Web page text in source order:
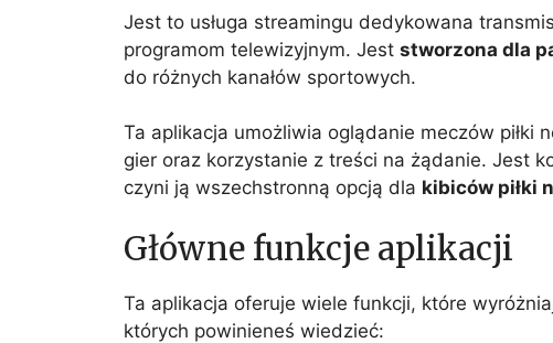
Jest to usługa streamingu dedykowana
programom telewizyjnym. Jest stworzona dla
do różnych kanałów sportowych.
Ta aplikacja umożliwia oglądanie meczów piłki
gier oraz korzystanie z treści na żądanie. Jest
czyni ją wszechstronną opcją dla kibiców piłki
Główne funkcje aplikacji
Ta aplikacja oferuje wiele funkcji, które
których powinieneś wiedzieć: